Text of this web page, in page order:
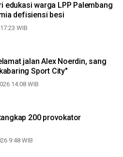
edukasi warga LPP Palembang
defisiensi besi
WIB
jalan Alex Noerdin, sang
Sport City"
14:08 WIB
200 provokator
9:48 WIB